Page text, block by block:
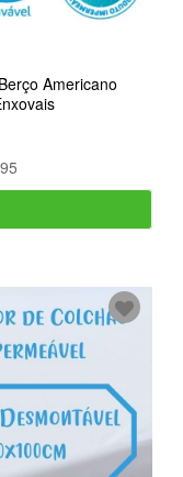
Americano